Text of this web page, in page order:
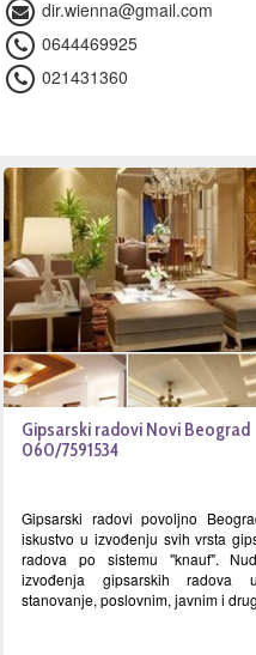
dir.wienna@gmail.com
0644469925
021431360
Gipsarski radovi Novi Beograd
060/7591534
Gipsarski radovi povoljno
iskustvo u izvođenju svih vrsta
radova po sistemu "knauf".
izvođenja gipsarskih radova
stanovanje, poslovnim, javnim i